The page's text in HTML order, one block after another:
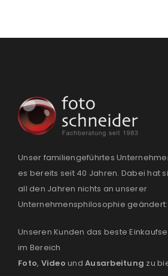
Unser familiengeführtes
es bereits seit 40 Jahren. Dabei hat
all den Jahren nichts an unserer
Unternehmensphilosophie geändert:
Unseren Kunden das beste
im Bereich
Foto, Video und Ausarbeitung zu